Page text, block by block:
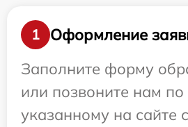
1
Оформление
Заполните форму
или позвоните нам по
указанному на сайте